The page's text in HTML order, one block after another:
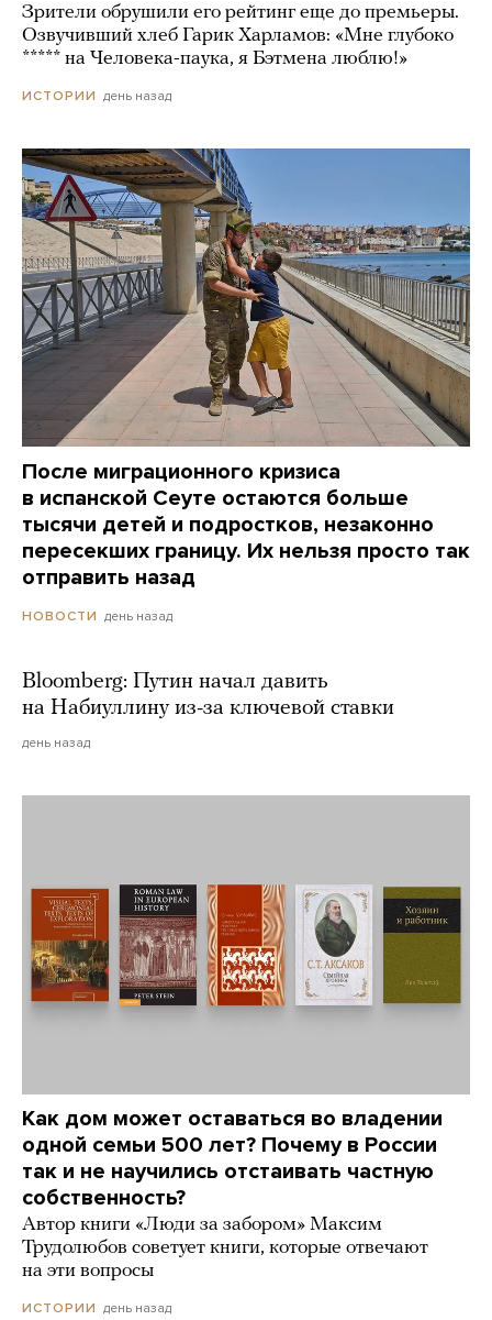
Зрители обрушили его рейтинг еще до премьеры.
Озвучивший хлеб Гарик Харламов: «Мне глубоко
***** на Человека-паука, я Бэтмена люблю!»
ИСТОРИИ день назад
После миграционного кризиса
в испанской Сеуте остаются больше
тысячи детей и подростков, незаконно
пересекших границу. Их нельзя просто так
отправить назад
НОВОСТИ день назад
Bloomberg: Путин начал давить
на Набиуллину из-за ключевой ставки
день назад
Как дом может оставаться во владении
одной семьи 500 лет? Почему в России
так и не научились отстаивать частную
собственность?
Автор книги «Люди за забором» Максим
Трудолюбов советует книги, которые отвечают
на эти вопросы
ИСТОРИИ день назад